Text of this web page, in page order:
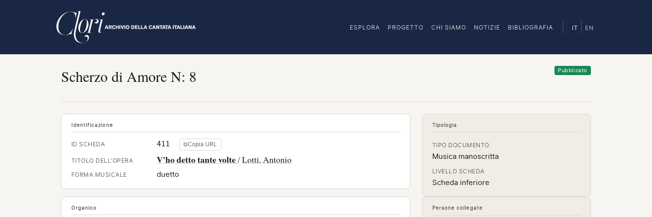
ESPLORA PROGETTO CHI SIAMO NOTIZIE BIBLIOGRAFIA IT EN
Scherzo di Amore N: 8 Pubblicato
Identificazione
ID SCHEDA 411 ⧉Copia URL
TITOLO DELL'OPERA V'ho detto tante volte/Lotti, Antonio
FORMA MUSICALE duetto
Organico
Tipologia
TIPO DOCUMENTO
Musica manoscritta
LIVELLO SCHEDA
Scheda inferiore
Persone collegate